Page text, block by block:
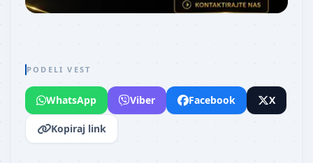
PODELI VEST
WhatsApp Viber Facebook X
Kopiraj link